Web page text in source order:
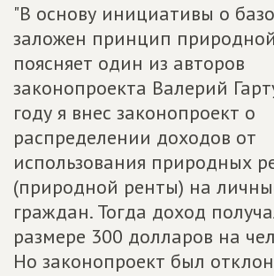
"В основу инициативы о
заложен принцип
поясняет один из авторов
законопроекта Валерий
году я внес законопроект о
распределении доходов от
использования природных
(природной ренты) на
граждан. Тогда доход
размере 300 долларов на
Но законопроект был